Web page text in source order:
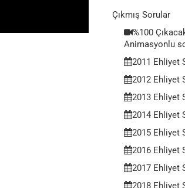
Çıkmış Sorular
%100
Animasyonlu
2011 Ehliyet
2012 Ehliyet
2013 Ehliyet
2014 Ehliyet
2015 Ehliyet
2016 Ehliyet
2017 Ehliyet
2018 Ehliyet